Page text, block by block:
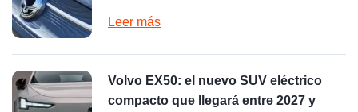
Leer más
Volvo EX50: el nuevo SUV eléctrico
compacto que llegará entre 2027 y